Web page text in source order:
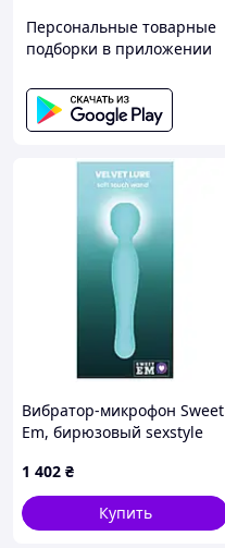
Персональные товарные
подборки в приложении
Вибратор-микрофон Sweet
Em, бирюзовый sexstyle
1 402 ₴
Купить